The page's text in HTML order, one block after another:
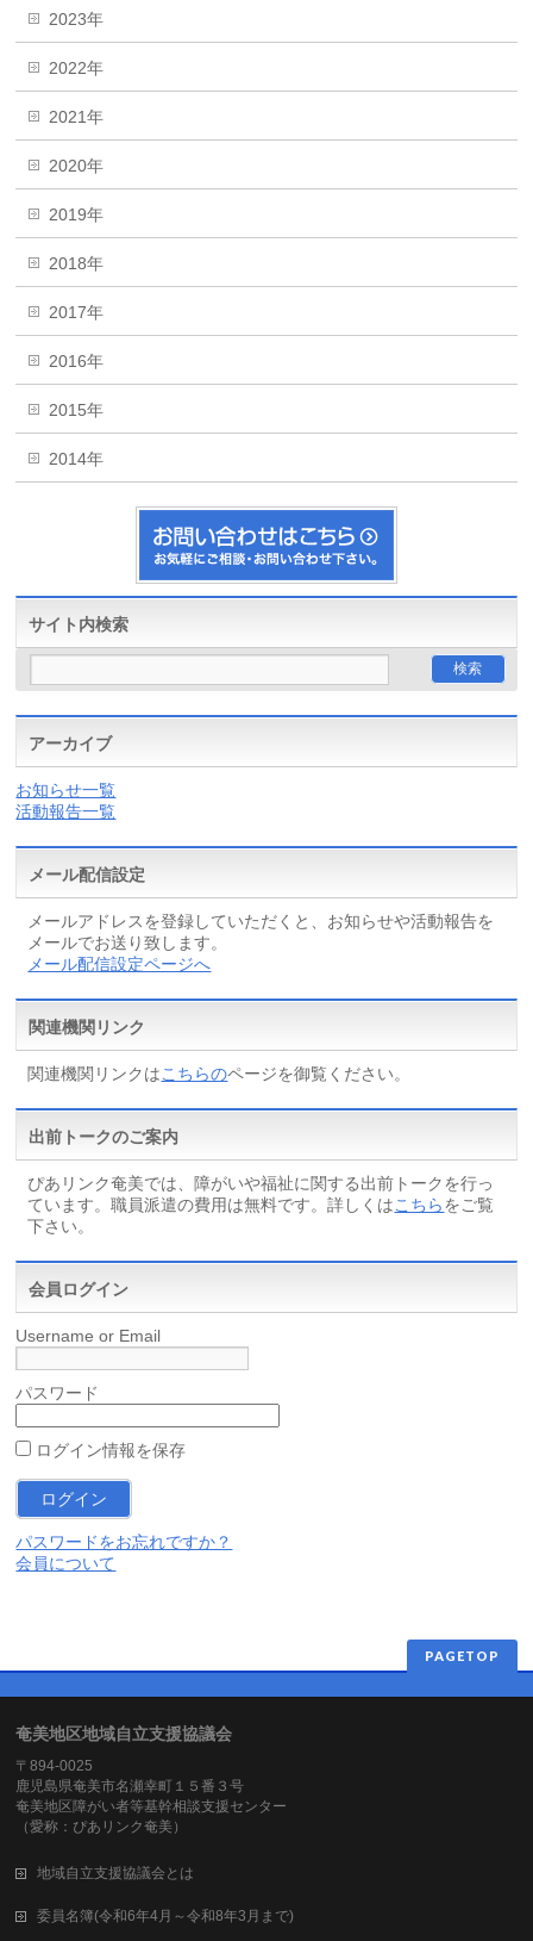
2023年
2022年
2021年
2020年
2019年
2018年
2017年
2016年
2015年
2014年
サイト内検索
アーカイブ
お知らせ一覧
活動報告一覧
メール配信設定
メールアドレスを登録していただくと、お知らせや活動報告を
メールでお送り致します。
メール配信設定ページへ
関連機関リンク
関連機関リンクはこちらのページを御覧ください。
出前トークのご案内
ぴあリンク奄美では、障がいや福祉に関する出前トークを行っ
ています。職員派遣の費用は無料です。詳しくはこちらをご覧
下さい。
会員ログイン
Username or Email
パスワード
ログイン情報を保存
パスワードをお忘れですか？
会員について
PAGETOP
奄美地区地域自立支援協議会
〒894-0025
鹿児島県奄美市名瀬幸町１５番３号
奄美地区障がい者等基幹相談支援センター
（愛称：ぴあリンク奄美）
地域自立支援協議会とは
委員名簿(令和6年4月～令和8年3月まで)